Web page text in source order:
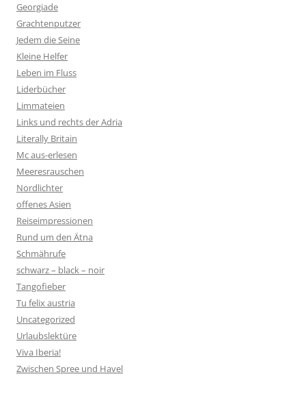
Georgiade
Grachtenputzer
Jedem die Seine
Kleine Helfer
Leben im Fluss
Liderbücher
Limmateien
Links und rechts der Adria
Literally Britain
Mc aus-erlesen
Meeresrauschen
Nordlichter
offenes Asien
Reiseimpressionen
Rund um den Ätna
Schmährufe
schwarz – black – noir
Tangofieber
Tu felix austria
Uncategorized
Urlaubslektüre
Viva Iberia!
Zwischen Spree und Havel